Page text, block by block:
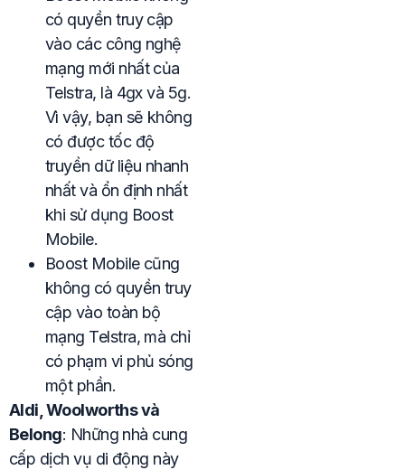
có quyền truy cập
vào các công nghệ
mạng mới nhất của
Telstra, là 4gx và 5g.
Vì vậy, bạn sẽ không
có được tốc độ
truyền dữ liệu nhanh
nhất và ổn định nhất
khi sử dụng Boost
Mobile.
Boost Mobile cũng
không có quyền truy
cập vào toàn bộ
mạng Telstra, mà chỉ
có phạm vi phủ sóng
một phần.
Aldi, Woolworths và
Belong: Những nhà cung
cấp dịch vụ di động này